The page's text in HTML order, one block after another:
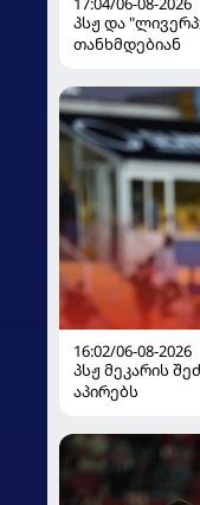
პსჟ და
თანხმდებიან
16:02/06-08-2026
პსჟ მეკარის
აპირებს